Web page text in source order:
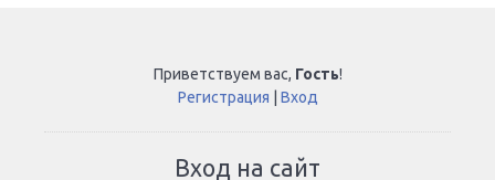
Приветствуем вас, Гость!
Регистрация
Вход
Вход на сайт